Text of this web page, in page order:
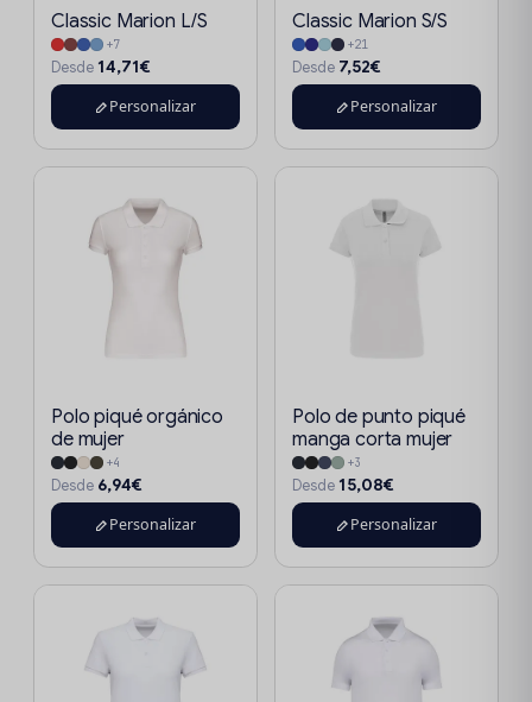
Classic Marion L/S
+7
Desde 14,71€
Personalizar
Classic Marion S/S
+21
Desde 7,52€
Personalizar
Polo piqué orgánico
de mujer
+4
Desde 6,94€
Personalizar
Polo de punto piqué
manga corta mujer
+3
Desde 15,08€
Personalizar